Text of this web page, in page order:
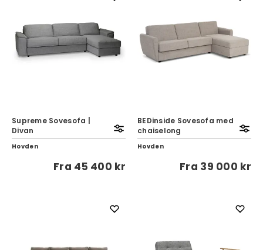
Supreme Sovesofa |
Divan
Hovden
Fra 45 400 kr
BEDinside Sovesofa med
chaiselong
Hovden
Fra 39 000 kr